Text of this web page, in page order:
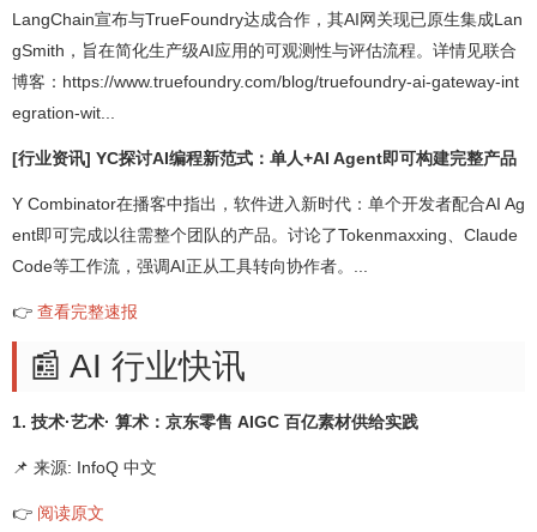
LangChain宣布与TrueFoundry达成合作，其AI网关现已原生集成Lan
gSmith，旨在简化生产级AI应用的可观测性与评估流程。详情见联合
博客：https://www.truefoundry.com/blog/truefoundry-ai-gateway-int
egration-wit...
[行业资讯] YC探讨AI编程新范式：单人+AI Agent即可构建完整产品
Y Combinator在播客中指出，软件进入新时代：单个开发者配合AI Ag
ent即可完成以往需整个团队的产品。讨论了Tokenmaxxing、Claude
Code等工作流，强调AI正从工具转向协作者。...
👉 查看完整速报
📰 AI 行业快讯
1. 技术·艺术· 算术：京东零售 AIGC 百亿素材供给实践
📌 来源: InfoQ 中文
👉 阅读原文